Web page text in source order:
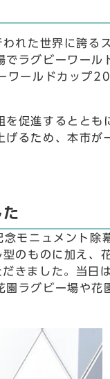
た世界に誇る
でラグビーワー
ワールドカッ
促進するとと
るため、本市
モニュメント
のものに加え、
きました。当日
ラグビー場や花